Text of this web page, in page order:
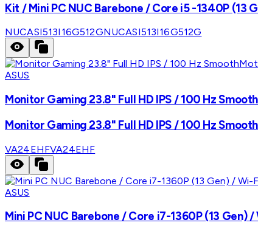
Kit / Mini PC NUC Barebone / Core i5 -1340P (13
NUCASI513I16G512GNUCASI513I16G512G
ASUS
Monitor Gaming 23.8" Full HD IPS / 100 Hz
Monitor Gaming 23.8" Full HD IPS / 100 Hz
VA24EHFVA24EHF
ASUS
Mini PC NUC Barebone / Core i7-1360P (13 Gen)